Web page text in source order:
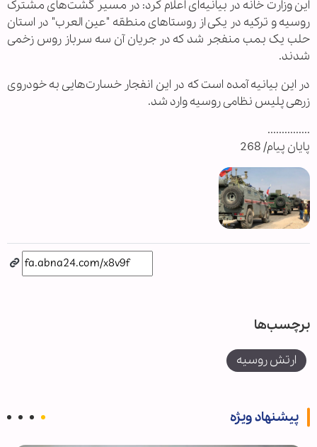
این وزارت خانه در بیانیه‌ای اعلام کرد: در مسیر گشت‌های مشترک
روسیه و ترکیه در یکی از روستاهای منطقه "عین العرب" در استان
حلب یک بمب منفجر شد که در جریان آن سه سرباز روس زخمی
شدند.
در این بیانیه آمده است که در این انفجار خسارت‌هایی به خودروی
زرهی پلیس نظامی روسیه وارد شد.
...............
پایان پیام/ 268
برچسب‌ها
ارتش روسیه
پیشنهاد ویژه